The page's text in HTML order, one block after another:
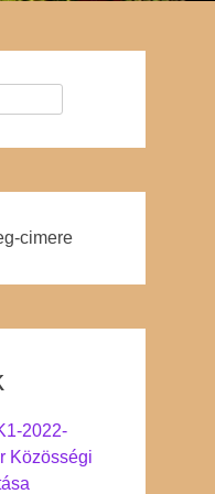
2022-
Közösségi